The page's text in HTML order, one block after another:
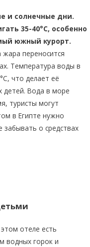
и солнечные дни.
35-40°C, особенно
южный курорт.
жара переносится
Температура воды в
что делает её
детей. Вода в море
туристы могут
в Египте нужно
забывать о средствах
отеле есть
водных горок и